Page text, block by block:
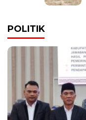
POLITIK